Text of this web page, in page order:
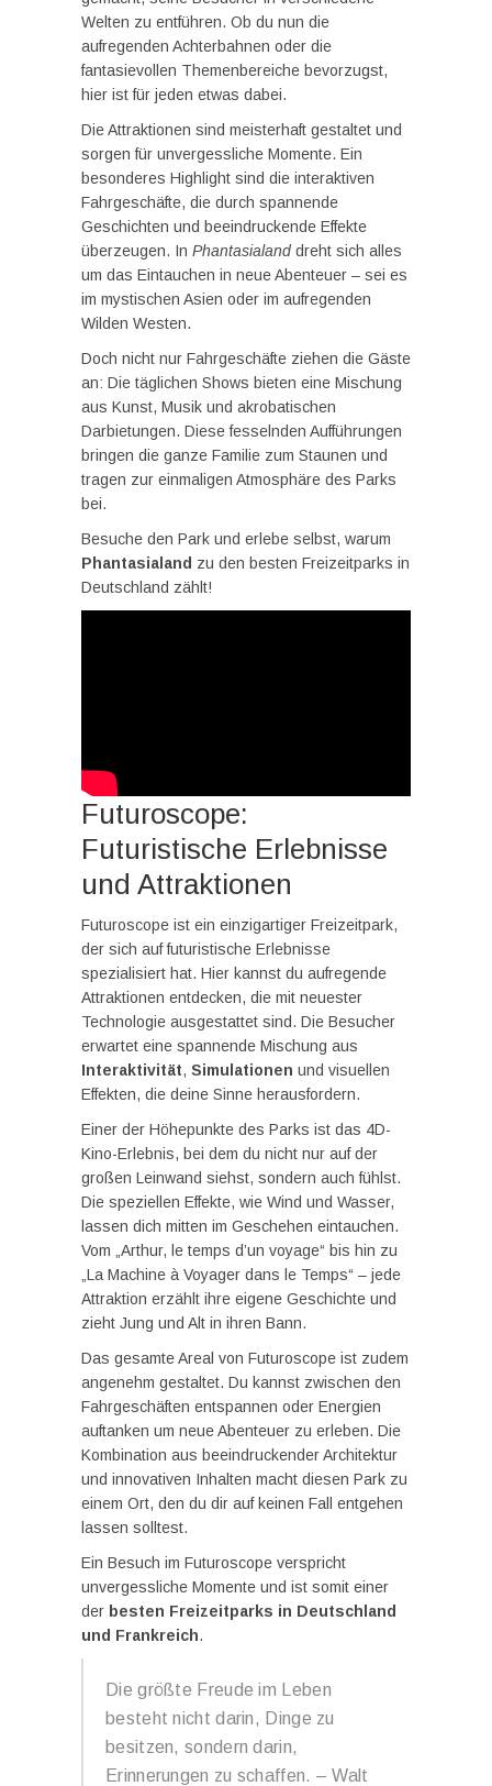
Welten zu entführen. Ob du nun die
aufregenden Achterbahnen oder die
fantasievollen Themenbereiche bevorzugst,
hier ist für jeden etwas dabei.
Die Attraktionen sind meisterhaft gestaltet und
sorgen für unvergessliche Momente. Ein
besonderes Highlight sind die interaktiven
Fahrgeschäfte, die durch spannende
Geschichten und beeindruckende Effekte
überzeugen. In Phantasialand dreht sich alles
um das Eintauchen in neue Abenteuer – sei es
im mystischen Asien oder im aufregenden
Wilden Westen.
Doch nicht nur Fahrgeschäfte ziehen die Gäste
an: Die täglichen Shows bieten eine Mischung
aus Kunst, Musik und akrobatischen
Darbietungen. Diese fesselnden Aufführungen
bringen die ganze Familie zum Staunen und
tragen zur einmaligen Atmosphäre des Parks
bei.
Besuche den Park und erlebe selbst, warum
Phantasialand zu den besten Freizeitparks in
Deutschland zählt!
Futuroscope:
Futuristische Erlebnisse
und Attraktionen
Futuroscope ist ein einzigartiger Freizeitpark,
der sich auf futuristische Erlebnisse
spezialisiert hat. Hier kannst du aufregende
Attraktionen entdecken, die mit neuester
Technologie ausgestattet sind. Die Besucher
erwartet eine spannende Mischung aus
Interaktivität, Simulationen und visuellen
Effekten, die deine Sinne herausfordern.
Einer der Höhepunkte des Parks ist das 4D-
Kino-Erlebnis, bei dem du nicht nur auf der
großen Leinwand siehst, sondern auch fühlst.
Die speziellen Effekte, wie Wind und Wasser,
lassen dich mitten im Geschehen eintauchen.
Vom „Arthur, le temps d’un voyage“ bis hin zu
„La Machine à Voyager dans le Temps“ – jede
Attraktion erzählt ihre eigene Geschichte und
zieht Jung und Alt in ihren Bann.
Das gesamte Areal von Futuroscope ist zudem
angenehm gestaltet. Du kannst zwischen den
Fahrgeschäften entspannen oder Energien
auftanken um neue Abenteuer zu erleben. Die
Kombination aus beeindruckender Architektur
und innovativen Inhalten macht diesen Park zu
einem Ort, den du dir auf keinen Fall entgehen
lassen solltest.
Ein Besuch im Futuroscope verspricht
unvergessliche Momente und ist somit einer
der besten Freizeitparks in Deutschland
und Frankreich.
Die größte Freude im Leben
besteht nicht darin, Dinge zu
besitzen, sondern darin,
Erinnerungen zu schaffen. – Walt